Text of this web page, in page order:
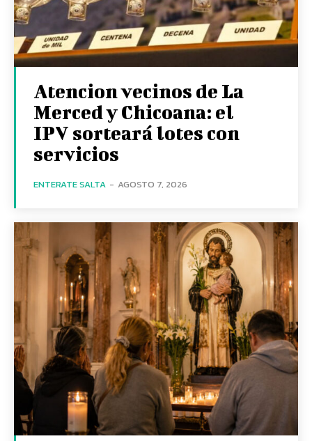
Atencion vecinos de La
Merced y Chicoana: el
IPV sorteará lotes con
servicios
ENTERATE SALTA - AGOSTO 7, 2026